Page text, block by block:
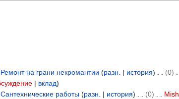
на грани некромантии разн. история
0
вклад
работы разн. история 0